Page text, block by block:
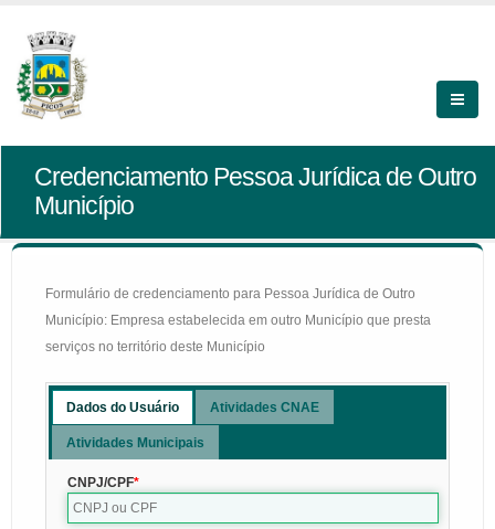
Credenciamento Pessoa Jurídica de Outro
Município
Formulário de credenciamento para Pessoa Jurídica de Outro
Município: Empresa estabelecida em outro Município que presta
serviços no território deste Município
Dados do Usuário Atividades CNAE
Atividades Municipais
CNPJ/CPF